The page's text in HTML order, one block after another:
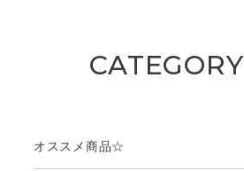
CATEGORY
オススメ商品☆